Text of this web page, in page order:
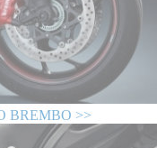
BREMBO >>